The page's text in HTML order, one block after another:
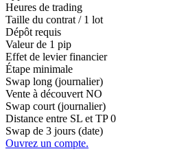
Heures de trading
Taille du contrat / 1 lot
Dépôt requis
Valeur de 1 pip
Effet de levier financier
Étape minimale
Swap long (journalier)
Vente à découvert NO
Swap court (journalier)
Distance entre SL et TP 0
Swap de 3 jours (date)
Ouvrez un compte.